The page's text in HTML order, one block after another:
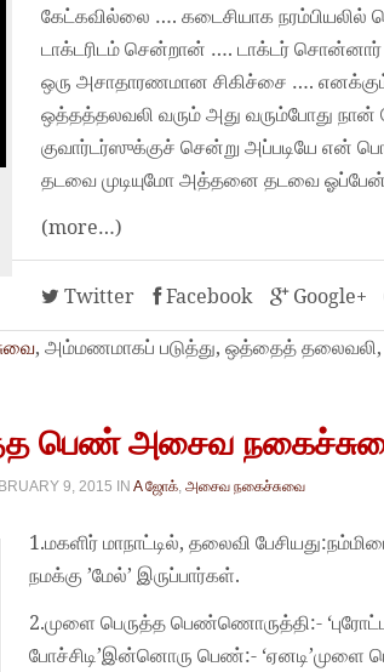
கேட்கவில்லை …. கடைசியாக நரம்பியலில்
டாக்டரிடம் சென்றான் …. டாக்டர் சொன்னார்
ஒரு அசாதாரணமான சிகிச்சை ….
ஒத்தத்தலவலி வரும் அது வரும்போது நான்
குவார்டர்ஸுக்குச் சென்று அப்படியே என்
தடவை முடியுமோ அத்தனை தடவை
(more…)
Twitter Facebook Google+
, அம்மணமாகப் படுத்து, ஒத்தைத்
பெண் அசைவ
9, 2015 INA ஜோக் ,அசைவ நகைச்சுவை
1.மகளிர் மாநாட்டில், தலைவி
நமக்கு ’மேல்’ இருப்பார்கள்.
2.முளை பெருத்த பெண்ணொருத்தி:-
போச்சிடி’இன்னொரு பெண்:- ‘ஏனடி’முளை